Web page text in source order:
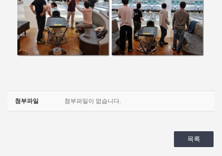
첨부파일 첨부파일이 없습니다.
목록